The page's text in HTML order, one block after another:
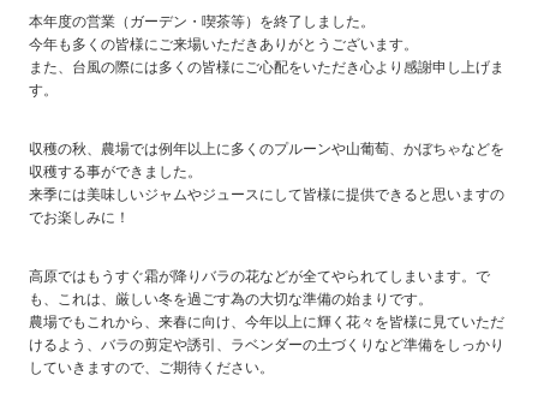
本年度の営業（ガーデン・喫茶等）を終了しました。
今年も多くの皆様にご来場いただきありがとうございます。
また、台風の際には多くの皆様にご心配をいただき心より感謝申し上げま
す。
収穫の秋、農場では例年以上に多くのプルーンや山葡萄、かぼちゃなどを
収穫する事ができました。
来季には美味しいジャムやジュースにして皆様に提供できると思いますの
でお楽しみに！
高原ではもうすぐ霜が降りバラの花などが全てやられてしまいます。で
も、これは、厳しい冬を過ごす為の大切な準備の始まりです。
農場でもこれから、来春に向け、今年以上に輝く花々を皆様に見ていただ
けるよう、バラの剪定や誘引、ラベンダーの土づくりなど準備をしっかり
していきますので、ご期待ください。